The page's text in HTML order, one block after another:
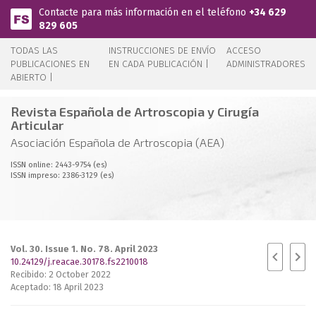
Pasar al contenido principal
Contacte para más información en el teléfono +34 629
829 605
TODAS LAS
PUBLICACIONES EN
ABIERTO |
INSTRUCCIONES DE ENVÍO
EN CADA PUBLICACIÓN |
ACCESO
ADMINISTRADORES
Revista Española de Artroscopia y Cirugía
Articular
Asociación Española de Artroscopia (AEA)
ISSN online: 2443-9754 (es)
ISSN impreso: 2386-3129 (es)
Vol. 30. Issue 1. No. 78. April 2023
10.24129/j.reacae.30178.fs2210018
Recibido: 2 October 2022
Aceptado: 18 April 2023